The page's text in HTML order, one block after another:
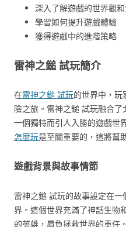
深入了解遊戲的世界觀
學習如何提升遊戲體驗
獲得遊戲中的進階策略
雷神之鎚 試玩簡介
在雷神之鎚 試玩的世界中，玩
險之旅。雷神之鎚 試玩融合
一個獨特而引人入勝的遊戲世
怎麼玩是至關重要的，這將幫
遊戲背景與故事情節
雷神之鎚 試玩的故事設定在
界。這個世界充滿了神話生物
的英雄，肩負拯救世界的重任